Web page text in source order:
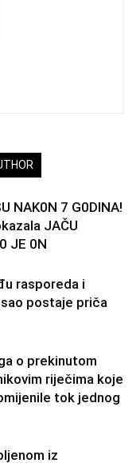
NAK0N 7 G0DlNA!
JAČU
JE 0N
rasporeda i
postaje priča
o prekinutom
riječima koje
tok jednog
iz